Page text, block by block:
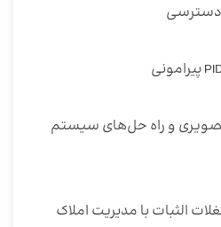
و راه حل‌های سیستم
الثبات با مدیریت املاک